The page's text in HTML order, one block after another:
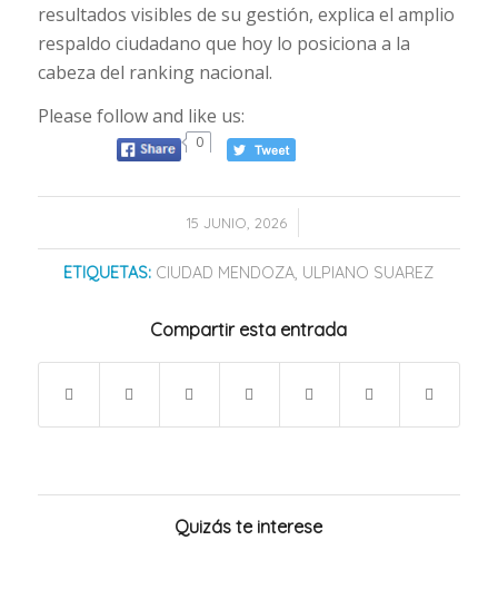
resultados visibles de su gestión, explica el amplio
respaldo ciudadano que hoy lo posiciona a la
cabeza del ranking nacional.
Please follow and like us:
0
15 JUNIO, 2026
/
ETIQUETAS: CIUDAD MENDOZA, ULPIANO SUAREZ
Compartir esta entrada
Quizás te interese